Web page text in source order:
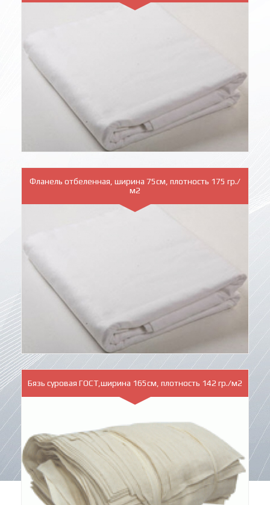
Фланель отбеленная, ширина 75см, плотность 175 гр./
м2
Бязь суровая ГОСТ,ширина 165см, плотность 142 гр./м2